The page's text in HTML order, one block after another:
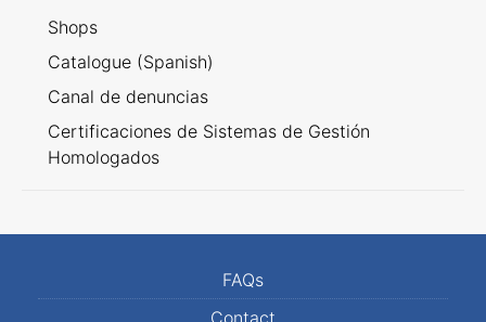
Shops
Catalogue (Spanish)
Canal de denuncias
Certificaciones de Sistemas de Gestión
Homologados
FAQs
Contact